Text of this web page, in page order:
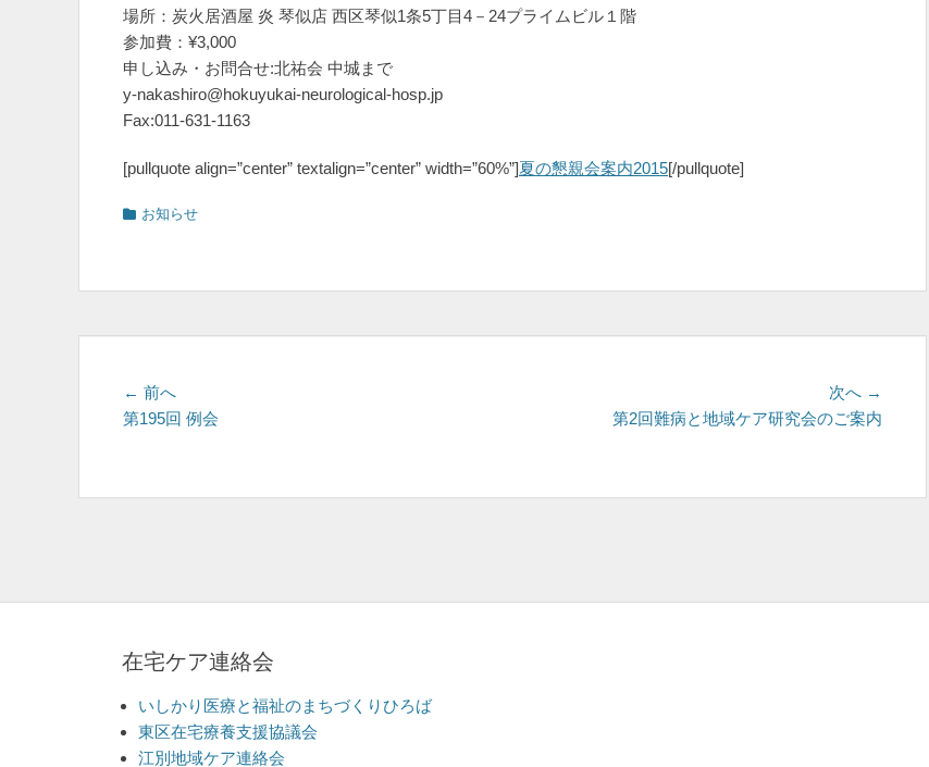
場所：炭火居酒屋 炎 琴似店 西区琴似1条5丁目4－24プライムビル１階
参加費：¥3,000
申し込み・お問合せ:北祐会 中城まで
y-nakashiro@hokuyukai-neurological-hosp.jp
Fax:011-631-1163
[pullquote align=”center” textalign=”center” width=”60%”]夏の懇親会案内2015[/pullquote]
カ お知らせ
投
稿
ビ
シ
ョ
ン
← 前へ
の
第195回 例会
次へ →
第2回難病と地域ケア研究会のご案内
在宅ケア連絡会
いしかり医療と福祉のまちづくりひろば
東区在宅療養支援協議会
江別地域ケア連絡会